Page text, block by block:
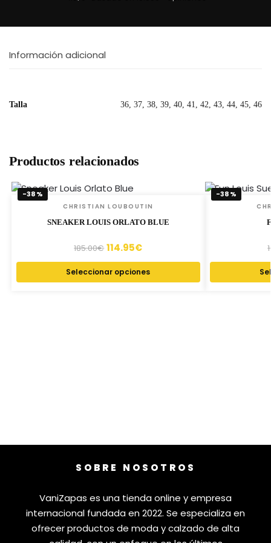
Información adicional
Talla 36, 37, 38, 39, 40, 41, 42, 43, 44, 45, 46
Productos relacionados
-38%
CHRISTIAN LOUBOUTIN
SNEAKER LOUIS ORLATO BLUE
185.00€ 114.95€
Seleccionar opciones
-38%
SOBRE NOSOTROS
VaniZapas es una tienda online y empresa
internacional fundada en 2022. Se especializa en
ofrecer productos de moda y calzado de alta